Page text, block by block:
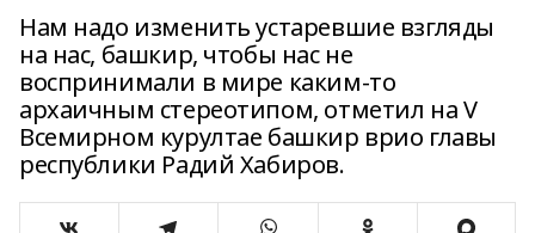
Нам надо изменить устаревшие взгляды
на нас, башкир, чтобы нас не
воспринимали в мире каким-то
архаичным стереотипом, отметил на V
Всемирном курултае башкир врио главы
республики Радий Хабиров.